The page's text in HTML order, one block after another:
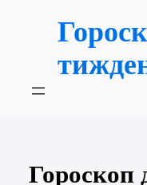
Гороскоп